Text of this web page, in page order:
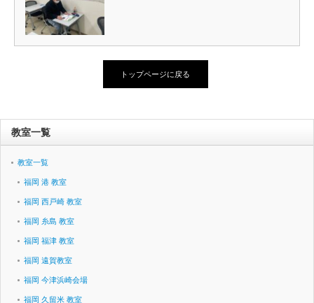
トップページに戻る
教室一覧
教室一覧
福岡 港 教室
福岡 西戸崎 教室
福岡 糸島 教室
福岡 福津 教室
福岡 遠賀教室
福岡 今津浜崎会場
福岡 久留米 教室